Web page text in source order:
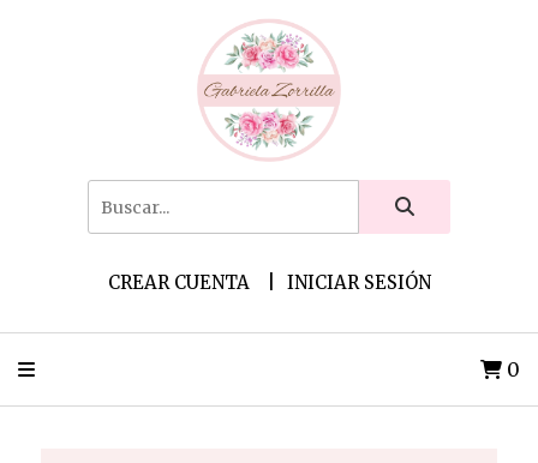
CREAR CUENTA INICIAR SESIÓN
0